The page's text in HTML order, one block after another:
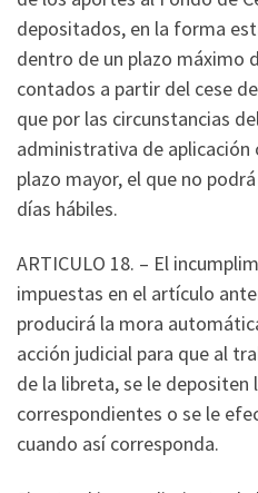
depositados, en la forma
dentro de un plazo máximo
contados a partir del cese
que por las circunstancias
administrativa de
plazo mayor, el que no
días hábiles.
ARTICULO 18. – El
impuestas en el artículo
producirá la mora
acción judicial para que al
de la libreta, se le depositen
correspondientes o se le
cuando así corresponda.